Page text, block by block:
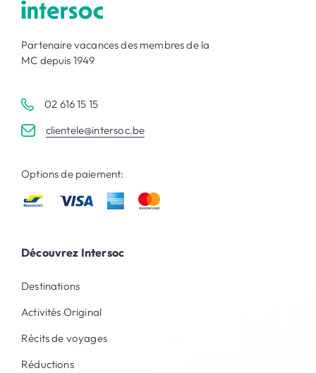
Partenaire vacances des membres de la
MC depuis 1949
02 616 15 15
clientele@intersoc.be
Options de paiement:
Découvrez Intersoc
Destinations
Activités Original
Récits de voyages
Réductions